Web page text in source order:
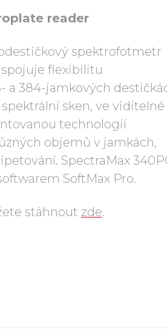
reader
spektrofotmetr
spojuje flexibilitu
a 384-jamkových
sken, ve viditelné
technologií
objemů v jamkách,
SpectraMax
SoftMax Pro.
stáhnout zde.